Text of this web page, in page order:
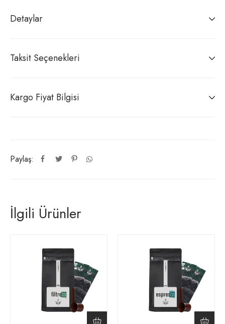
Paylaş:
Detaylar
Taksit Seçenekleri
Kargo Fiyat Bilgisi
İlgili Ürünler